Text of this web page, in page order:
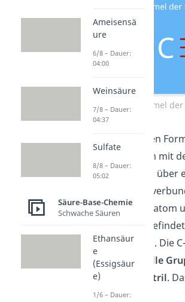
Strukturformel
In der chemischen
Wasserstoffatom mit
Kohlenstoffatom über
Einfachbindung
dem Kohlenstoffatom
Stickstoffatom
Dreifachbindung. Die
ist diefunktionelle
Du nennst
Nitril.
linear, also ohne
Ameisensä
ure
6/8 – Dauer:
04:00
Weinsäure
7/8 – Dauer:
04:37
Sulfate
8/8 – Dauer:
05:02
Säure-Base-Chemie
Schwache Säuren
Ethansäur
e
(Essigsäur
e)
1/6 – Dauer: